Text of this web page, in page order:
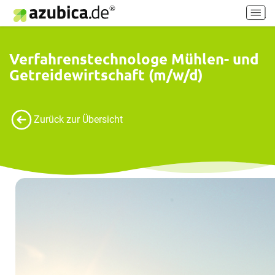
H
a
t
n
-
Verfahrenstechnologe Mühlen- und
Getreidewirtschaft (m/w/d)
Zurück zur Übersicht